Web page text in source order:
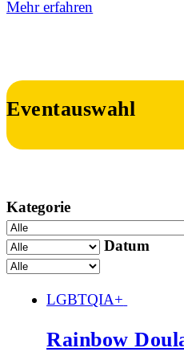
Mehr erfahren
Eventauswahl
Kategorie
Datum
LGBTQIA+
Rainbow